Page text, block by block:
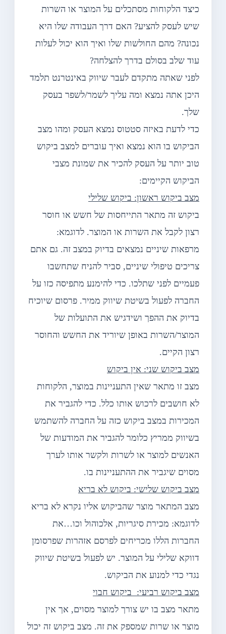
כיצד הלקוחות מסתכלים על המוצר או השרות
שיש לעסק להציע? האם דרך העבודה שלו היא
נכונה? מהם החולשות שלו ואיך הוא יכול לעלות
עוד שלב בסולם בדרך להצלחה?
לפני שאתה מתקדם לעבר שיווק באינטרנט תלמד
היכן אתה נמצא ומה עליך לשמר/לשפר בעסק
שלך.
כדי לדעת באיזה סטטוס נמצא העסק ומהו מצב
הביקוש בו הוא נמצא ואיך עוברים למצב ביקוש
טוב יותר על העסק להכיר את שמונת מצבי
הביקוש הקיימים:
מצב ביקוש ראשון: ביקוש שלילי
ביקוש זה מתאר התייחסות של חשש או חוסר
רצון לקבל את השרות או המוצר. לדוגמא:
מרפאות שיניים נמצאים בדיוק במצב זה. גם אתם
צריכים טיפולי שיניים, סביר להניח שתחשבו
פעמיים לפני שתלכו. כדי להימנע מתפיסה כזו על
החברה לפעול בשיטת שיווק ממיר. פרסום שיוכיח
בדיוק את ההפך ושידגיש את התועלות של
המוצר/השרות באופן שיוריד את החשש והחוסר
רצון הקיים.
מצב ביקוש שני: אין ביקוש
מצב זו מתאר שאין התעניינות במוצר, הלקוחות
לא חושבים לרכוש אותו כלל. כדי להגביר את
המכירות במצב ביקוש כזה על החברה להשתמש
בשיווק ממריץ כלומר להגביר את המודעות של
האנשים למוצר או לשרות ולקשר אותו לערך
מסוים שיגביר את ההתעניינות בו.
מצב ביקוש שלישי: ביקוש לא בריא
מצב המתאר מוצר שהביקוש אליו נקרא לא בריא
לדוגמא: מכירת סיגריות, אלכוהול וכו…את
החברות הללו מכריחים לפרסם אזהרות שפרסומן
דווקא שלילי על המוצר. יש לפעול בשיטת שיווק
נגדי כדי למנוע את הביקוש.
מצב ביקוש רביעי: ביקוש חבוי
מתאר מצב בו יש צורך למוצר מסוים, אך אין
מוצר או שרות שמספק את זה. מצב ביקוש זה יכול